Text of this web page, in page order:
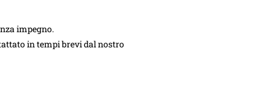
impegno.
in tempi brevi dal nostro